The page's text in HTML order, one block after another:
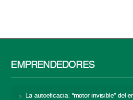
EMPRENDEDORES
La autoeficacia: “motor invisible” del